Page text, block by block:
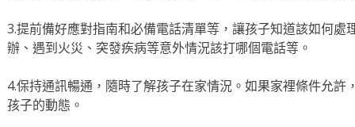
3.提前備好應對指南和必備電話清單等，讓孩子知道該如何處
辦、遇到火災、突發疾病等意外情況該打哪個電話等。
4.保持通訊暢通，隨時了解孩子在家情況。如果家裡條件允許
孩子的動態。